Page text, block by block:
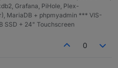
Grafana, PiHole, Plex-
MariaDB + phpmyadmin *** VIS-
SSD + 24" Touchscreen
0